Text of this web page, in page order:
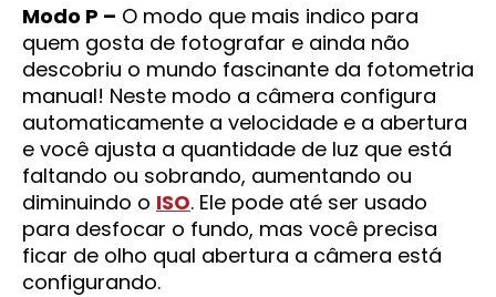
Modo P – O modo que mais indico para
quem gosta de fotografar e ainda não
descobriu o mundo fascinante da fotometria
manual! Neste modo a câmera configura
automaticamente a velocidade e a abertura
e você ajusta a quantidade de luz que está
faltando ou sobrando, aumentando ou
diminuindo o ISO. Ele pode até ser usado
para desfocar o fundo, mas você precisa
ficar de olho qual abertura a câmera está
configurando.